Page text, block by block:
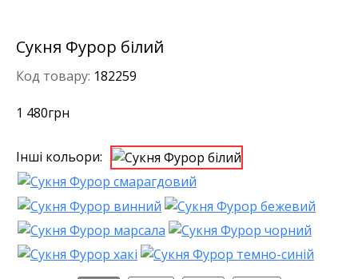
Сукня Фурор білий
Код товару: 182259
1 480грн
Інші кольори: